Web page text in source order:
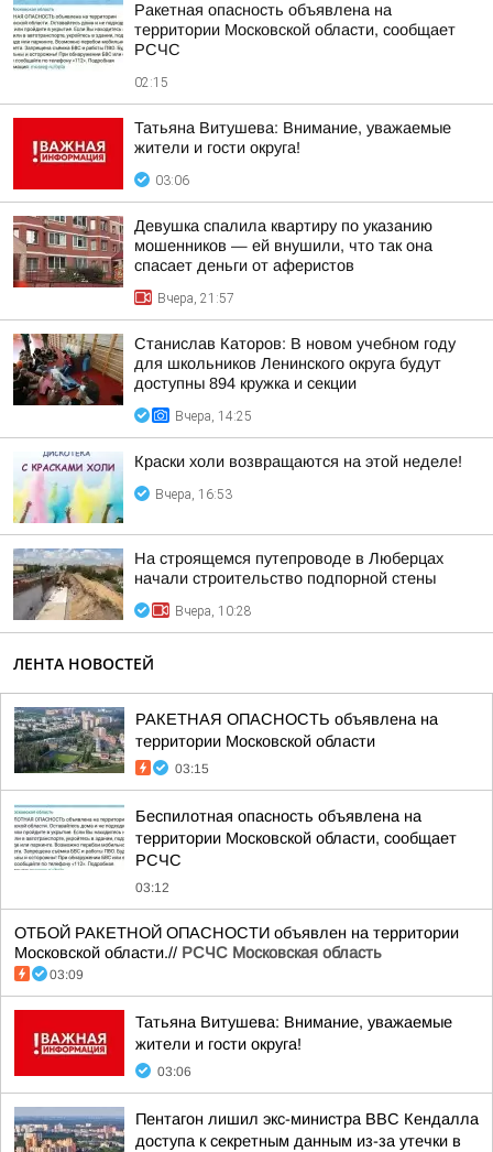
Ракетная опасность объявлена на
территории Московской области, сообщает
РСЧС
02:15
Татьяна Витушева: Внимание, уважаемые
жители и гости округа!
03:06
Девушка спалила квартиру по указанию
мошенников — ей внушили, что так она
спасает деньги от аферистов
Вчера, 21:57
Станислав Каторов: В новом учебном году
для школьников Ленинского округа будут
доступны 894 кружка и секции
Вчера, 14:25
Краски холи возвращаются на этой неделе!
Вчера, 16:53
На строящемся путепроводе в Люберцах
начали строительство подпорной стены
Вчера, 10:28
ЛЕНТА НОВОСТЕЙ
РАКЕТНАЯ ОПАСНОСТЬ объявлена на
территории Московской области
03:15
Беспилотная опасность объявлена на
территории Московской области, сообщает
РСЧС
03:12
ОТБОЙ РАКЕТНОЙ ОПАСНОСТИ объявлен на территории
Московской области.// РСЧС Московская область
03:09
Татьяна Витушева: Внимание, уважаемые
жители и гости округа!
03:06
Пентагон лишил экс-министра ВВС Кендалла
доступа к секретным данным из-за утечки в